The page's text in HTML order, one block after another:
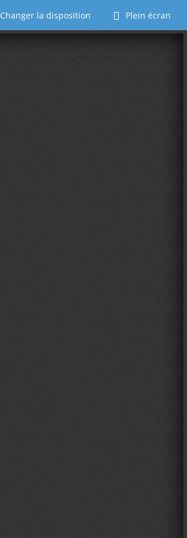
Changer la disposition Plein écran